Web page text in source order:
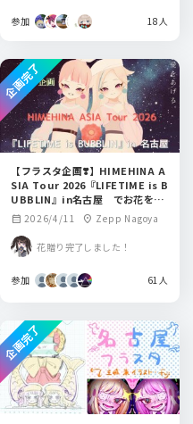
参加 18人
【フラスタ企画❣️】HIMEHINA A
SIA Tour 2026『LIFETIME is B
UBBLIN』in名古屋 でお花を贈
りませんか？
calendar_month 2026/4/11 location_on Zepp Nagoya
花贈り完了しました！
参加 61人
企画完了
企画完了